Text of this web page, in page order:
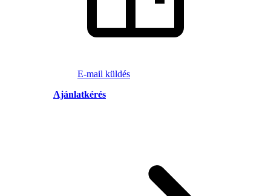
E-mail küldés
Ajánlatkérés